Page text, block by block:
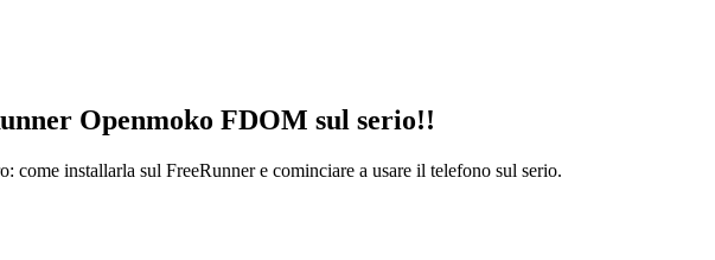
Openmoko FDOM sul serio!!
installarla sul FreeRunner e cominciare a usare il telefono sul serio.